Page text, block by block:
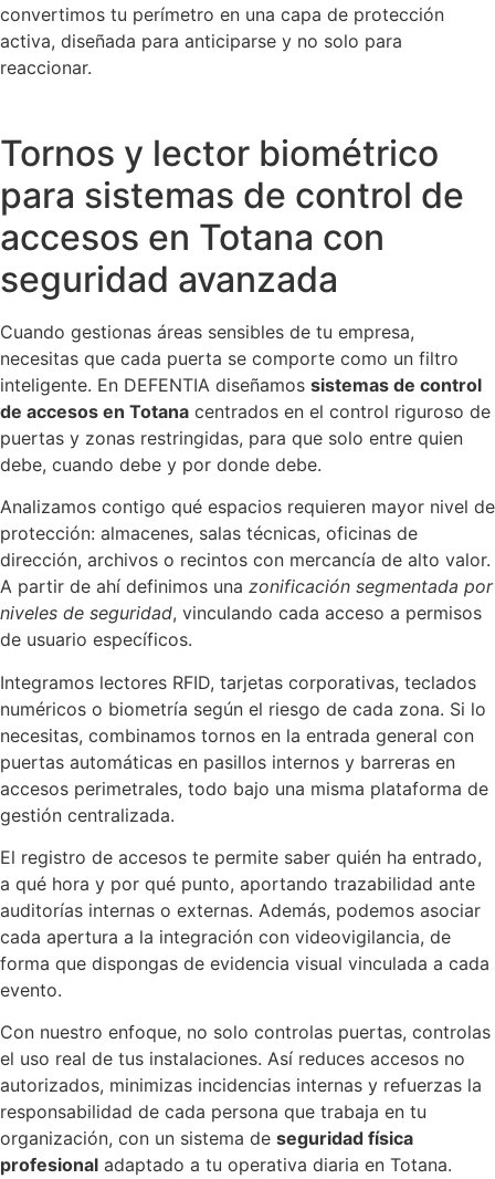
convertimos tu perímetro en una capa de protección
activa, diseñada para anticiparse y no solo para
reaccionar.
Tornos y lector biométrico
para sistemas de control de
accesos en Totana con
seguridad avanzada
Cuando gestionas áreas sensibles de tu empresa,
necesitas que cada puerta se comporte como un filtro
inteligente. En DEFENTIA diseñamos sistemas de control
de accesos en Totana centrados en el control riguroso de
puertas y zonas restringidas, para que solo entre quien
debe, cuando debe y por donde debe.
Analizamos contigo qué espacios requieren mayor nivel de
protección: almacenes, salas técnicas, oficinas de
dirección, archivos o recintos con mercancía de alto valor.
A partir de ahí definimos una zonificación segmentada por
niveles de seguridad, vinculando cada acceso a permisos
de usuario específicos.
Integramos lectores RFID, tarjetas corporativas, teclados
numéricos o biometría según el riesgo de cada zona. Si lo
necesitas, combinamos tornos en la entrada general con
puertas automáticas en pasillos internos y barreras en
accesos perimetrales, todo bajo una misma plataforma de
gestión centralizada.
El registro de accesos te permite saber quién ha entrado,
a qué hora y por qué punto, aportando trazabilidad ante
auditorías internas o externas. Además, podemos asociar
cada apertura a la integración con videovigilancia, de
forma que dispongas de evidencia visual vinculada a cada
evento.
Con nuestro enfoque, no solo controlas puertas, controlas
el uso real de tus instalaciones. Así reduces accesos no
autorizados, minimizas incidencias internas y refuerzas la
responsabilidad de cada persona que trabaja en tu
organización, con un sistema de seguridad física
profesional adaptado a tu operativa diaria en Totana.